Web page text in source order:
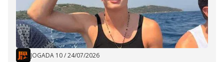
JOGADA 10/24/07/2026